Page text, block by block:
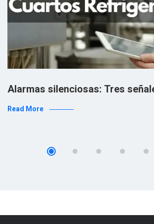
Alarmas silenciosas: Tres
Read More